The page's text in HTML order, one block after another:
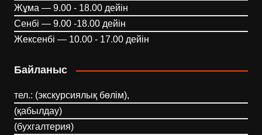
Жұма — 9.00 - 18.00 дейін
Сенбі — 9.00 -18.00 дейін
Жексенбі — 10.00 - 17.00 дейін
Байланыс
тел.: (экскурсиялық бөлім),
(қабылдау)
(бухгалтерия)